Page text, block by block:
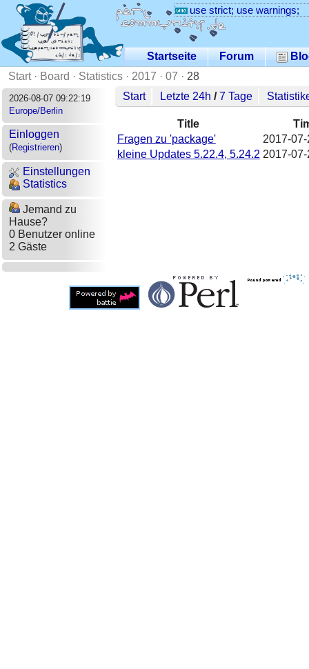
use strict; use warnings;
Startseite Forum
Start· Board · Statistics · 2017 · 07 · 28
2026-08-07 09:22:19
Europe/Berlin
Einloggen
(Registrieren)
Einstellungen
Statistics
Jemand zu
Hause?
0 Benutzer online
2 Gäste
Start Letzte 24h /7 Tage
Title
Fragen zu 'package'
2017-
kleine Updates 5.22.4, 5.24.2 2017-